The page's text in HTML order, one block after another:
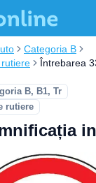
Categoria B
Întrebarea
B, B1, Tr
rutiere